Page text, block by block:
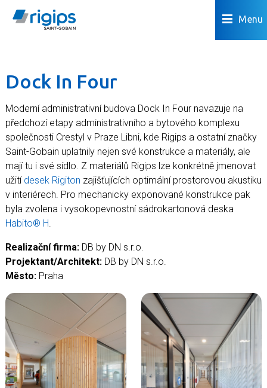
Menu
Dock In Four
Moderní administrativní budova Dock In Four navazuje na
předchozí etapy administrativního a bytového komplexu
společnosti Crestyl v Praze Libni, kde Rigips a ostatní značky
Saint-Gobain uplatnily nejen své konstrukce a materiály, ale
mají tu i své sídlo. Z materiálů Rigips lze konkrétně jmenovat
užití desek Rigiton zajišťujících optimální prostorovou akustiku
v interiérech. Pro mechanicky exponované konstrukce pak
byla zvolena i vysokopevnostní sádrokartonová deska
Habito® H.
Realizační firma: DB by DN s.r.o.
Projektant/Architekt: DB by DN s.r.o.
Město: Praha